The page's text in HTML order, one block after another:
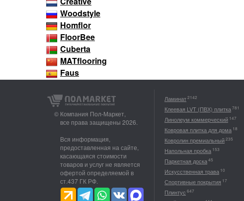
Woodstyle
Homflor
FloorBee
Cuberta
MATflooring
Faus
© Компания Пол-Маркет,
все права защищены 2026.
Вся информация,
предоставленная на сайте,
касающаяся стоимости
товаров и услуг не является
офертой определяемой в
ст.437 ГК РФ.
Ламинат2142
Клеевая LVT (ПВХ) плитка781
Линолеум коммерческий 147
Ковровая плитка для дома 18
Ковролин премиальный235
Напольная пробка 153
Паркетная доска45
Искусственная трава 10
Спортивные покрытия 17
Плинтус 647